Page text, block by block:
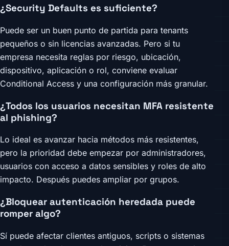
¿Security Defaults es suficiente?
Puede ser un buen punto de partida para tenants
pequeños o sin licencias avanzadas. Pero si tu
empresa necesita reglas por riesgo, ubicación,
dispositivo, aplicación o rol, conviene evaluar
Conditional Access y una configuración más granular.
¿Todos los usuarios necesitan MFA resistente
al phishing?
Lo ideal es avanzar hacia métodos más resistentes,
pero la prioridad debe empezar por administradores,
usuarios con acceso a datos sensibles y roles de alto
impacto. Después puedes ampliar por grupos.
¿Bloquear autenticación heredada puede
romper algo?
Sí puede afectar clientes antiguos, scripts o sistemas